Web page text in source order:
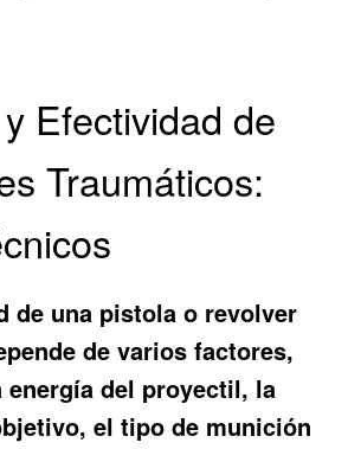
Efectividad de
Traumáticos:
de una pistola o revolver
de varios factores,
del proyectil, la
el tipo de munición